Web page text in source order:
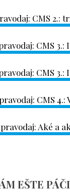
CMS 2.:
CMS
CMS
CMS 4.:
Aké a
EŠTE